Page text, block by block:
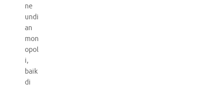
ne
undi
an
mon
opol
i,
baik
di